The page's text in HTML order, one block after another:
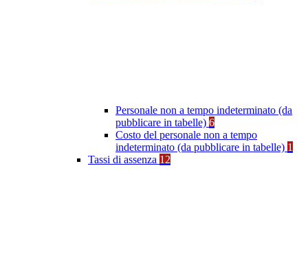
Personale non a tempo indeterminato (da
pubblicare in tabelle) 6
Costo del personale non a tempo
indeterminato (da pubblicare in tabelle) 1
Tassi di assenza 12